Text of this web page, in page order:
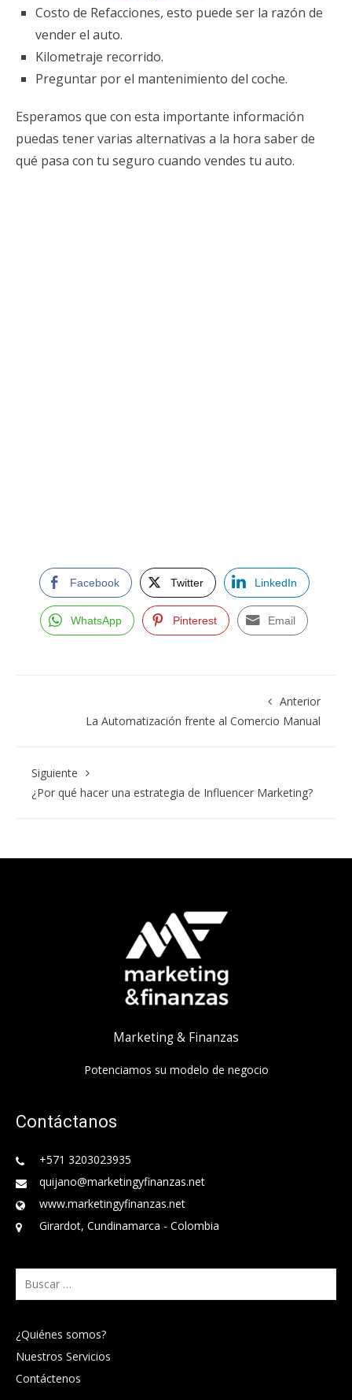
Costo de Refacciones, esto puede ser la razón de
vender el auto.
Kilometraje recorrido.
Preguntar por el mantenimiento del coche.
Esperamos que con esta importante información
puedas tener varias alternativas a la hora saber de
qué pasa con tu seguro cuando vendes tu auto.
Facebook Twitter LinkedIn
WhatsApp Pinterest Email
Anterior
La Automatización frente al Comercio Manual
Siguiente
¿Por qué hacer una estrategia de Influencer Marketing?
Marketing & Finanzas
Potenciamos su modelo de negocio
Contáctanos
+571 3203023935
quijano@marketingyfinanzas.net
www.marketingyfinanzas.net
Girardot, Cundinamarca - Colombia
Buscar:
¿Quiénes somos?
Nuestros Servicios
Contáctenos